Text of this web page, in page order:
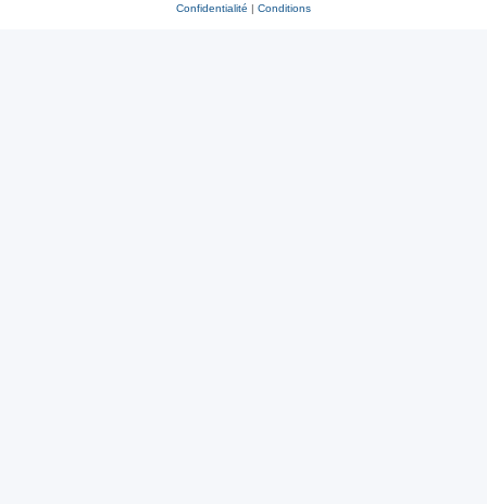
Confidentialité | Conditions